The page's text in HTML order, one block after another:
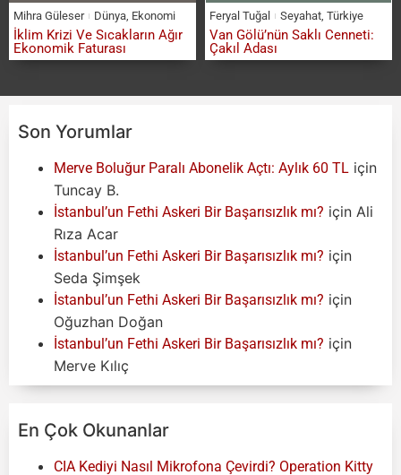
Mihra Güleser Dünya, Ekonomi
İklim Krizi Ve Sıcakların Ağır
Ekonomik Faturası
Feryal Tuğal Seyahat, Türkiye
Van Gölü’nün Saklı Cenneti:
Çakıl Adası
Son Yorumlar
Merve Boluğur Paralı Abonelik Açtı: Aylık 60 TL için
Tuncay B.
İstanbul’un Fethi Askeri Bir Başarısızlık mı? için Ali
Rıza Acar
İstanbul’un Fethi Askeri Bir Başarısızlık mı? için
Seda Şimşek
İstanbul’un Fethi Askeri Bir Başarısızlık mı? için
Oğuzhan Doğan
İstanbul’un Fethi Askeri Bir Başarısızlık mı? için
Merve Kılıç
En Çok Okunanlar
CIA Kediyi Nasıl Mikrofona Çevirdi? Operation Kitty